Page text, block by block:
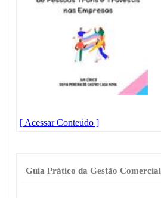
[ Acessar Conteúdo ]
Guia Prático da Gestão Comercial